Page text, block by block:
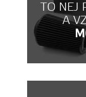
TO NEJ
A